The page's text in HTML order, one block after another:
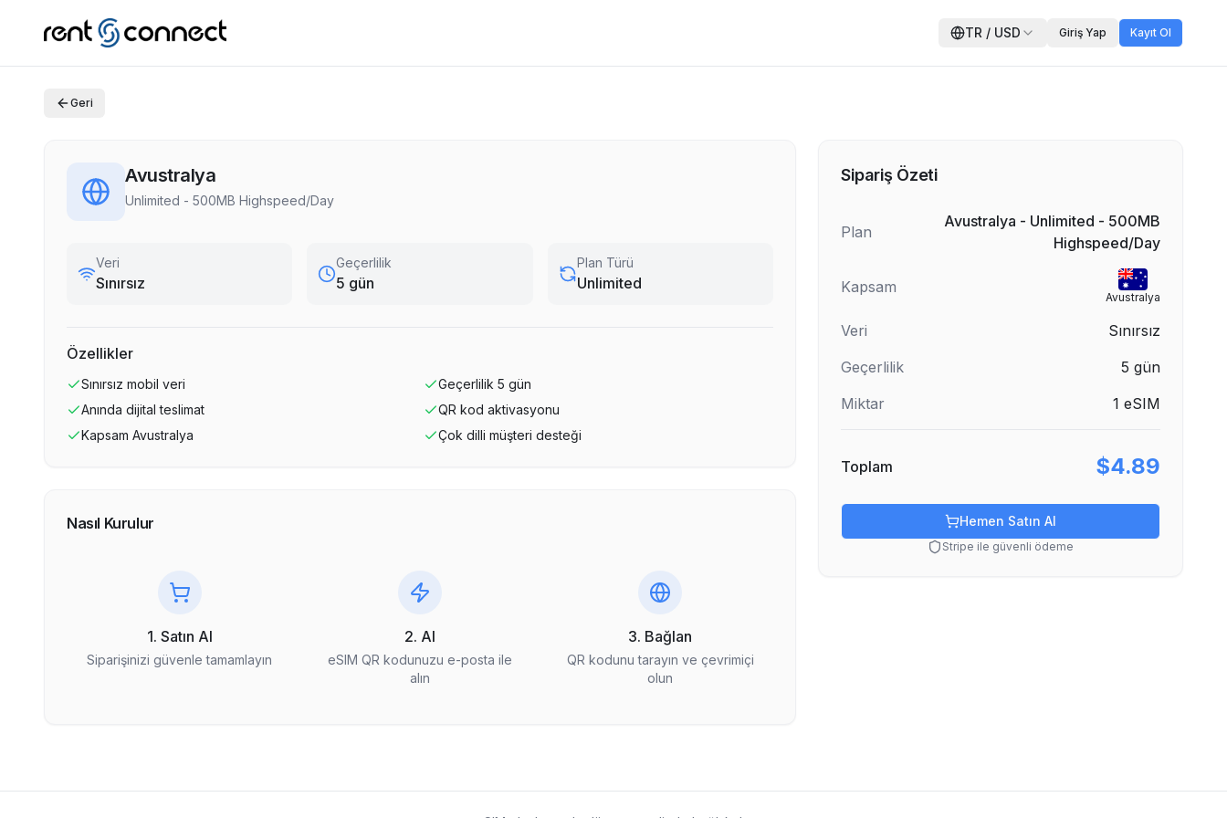
TR / USD Giriş Yap Kayıt Ol
Geri
Avustralya
Unlimited - 500MB Highspeed/Day
Veri
Sınırsız
Geçerlilik
5 gün
Plan Türü
Unlimited
Özellikler
Sınırsız mobil veri Geçerlilik 5 gün
Anında dijital teslimat
QR kod aktivasyonu
Kapsam Avustralya Çok dilli müşteri desteği
Nasıl Kurulur
1. Satın Al
Siparişinizi güvenle tamamlayın
2. Al
eSIM QR kodunuzu e-posta ile
alın
3. Bağlan
QR kodunu tarayın ve çevrimiçi
olun
Sipariş Özeti
Plan
Avustralya - Unlimited - 500MB
Highspeed/Day
Kapsam
Avustralya
Veri
Sınırsız
Geçerlilik
5 gün
Miktar
1 eSIM
Toplam $4.89
Hemen Satın Al
Stripe ile güvenli ödeme